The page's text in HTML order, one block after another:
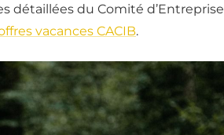
détaillées du Comité d’Entreprise
vacances CACIB.